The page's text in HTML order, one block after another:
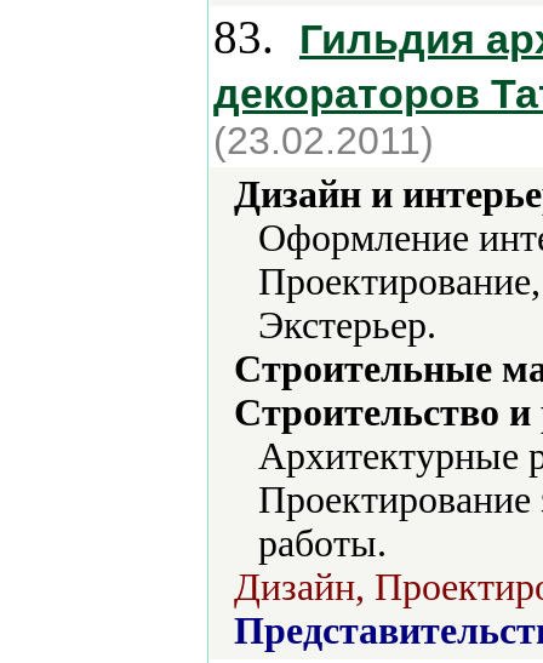
83.
Гильдия
декораторов
(23.02.2011)
Дизайн и
Оформление
Экстерьер.
Строительные
Строительство
Архитектурные
Проектирование
работы.
Дизайн,